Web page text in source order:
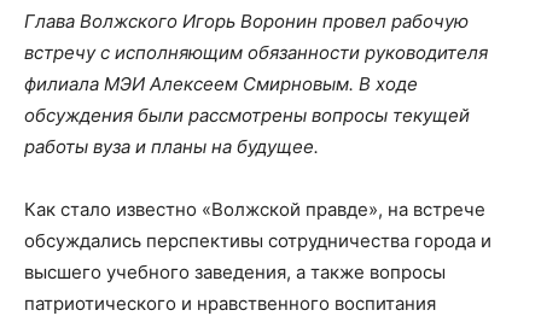
Глава Волжского Игорь Воронин провел рабочую
встречу с исполняющим обязанности руководителя
филиала МЭИ Алексеем Смирновым. В ходе
обсуждения были рассмотрены вопросы текущей
работы вуза и планы на будущее.
Как стало известно «Волжской правде», на встрече
обсуждались перспективы сотрудничества города и
высшего учебного заведения, а также вопросы
патриотического и нравственного воспитания